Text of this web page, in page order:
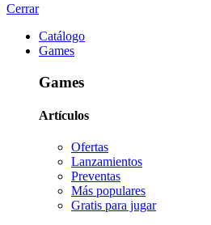
Cerrar
Catálogo
Games
Games
Artículos
Ofertas
Lanzamientos
Preventas
Más populares
Gratis para jugar